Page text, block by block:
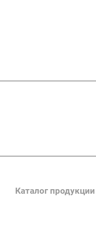
Каталог продукции